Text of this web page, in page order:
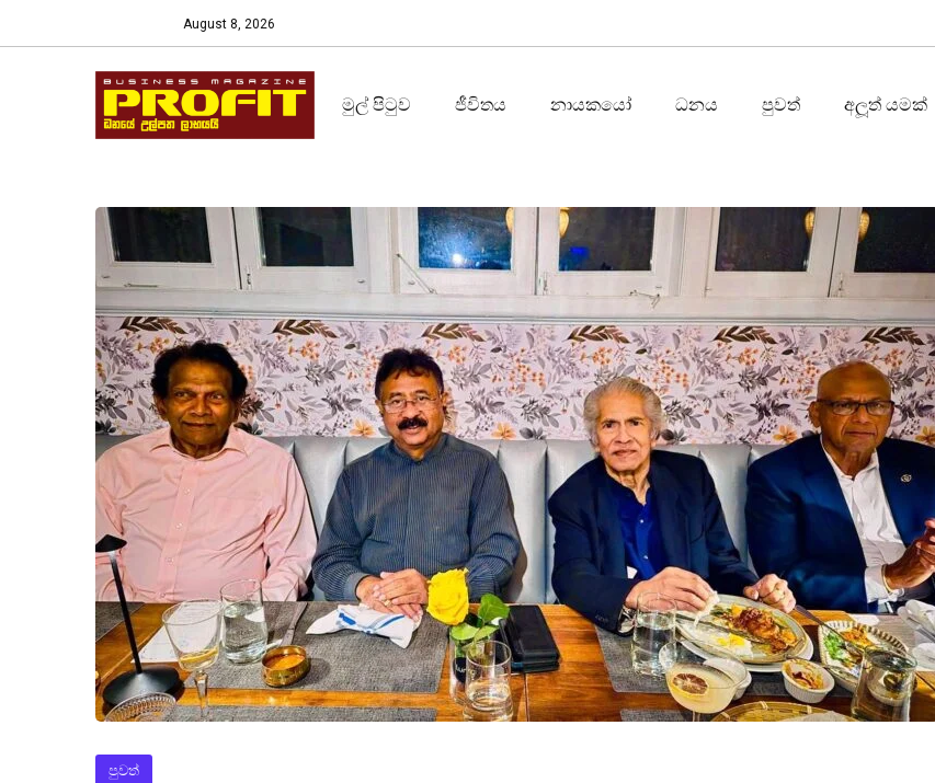
August 8, 2026
මුල් පිටුව ජීවිතය නායකයෝ ධනය පුවත් අලූත් යමක්
පුවත්